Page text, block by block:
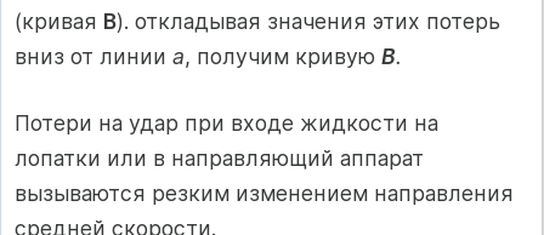
(кривая В). откладывая значения этих потерь
вниз от линии а, получим кривую В.
Потери на удар при входе жидкости на
лопатки или в направляющий аппарат
вызываются резким изменением направления
средней скорости.